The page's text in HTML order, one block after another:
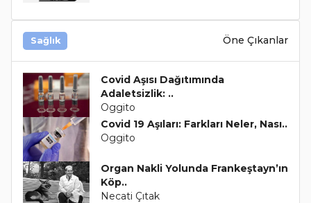
Sağlık Öne Çıkanlar
Covid Aşısı Dağıtımında
Adaletsizlik: ..
Oggito
Covid 19 Aşıları: Farkları Neler, Nası..
Oggito
Organ Nakli Yolunda Frankeştayn’ın
Köp..
Necati Çıtak